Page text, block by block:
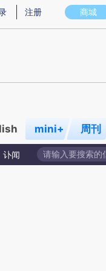
图存在偏差。不代表财新观
商城
注册
mini+ 周刊
讣闻